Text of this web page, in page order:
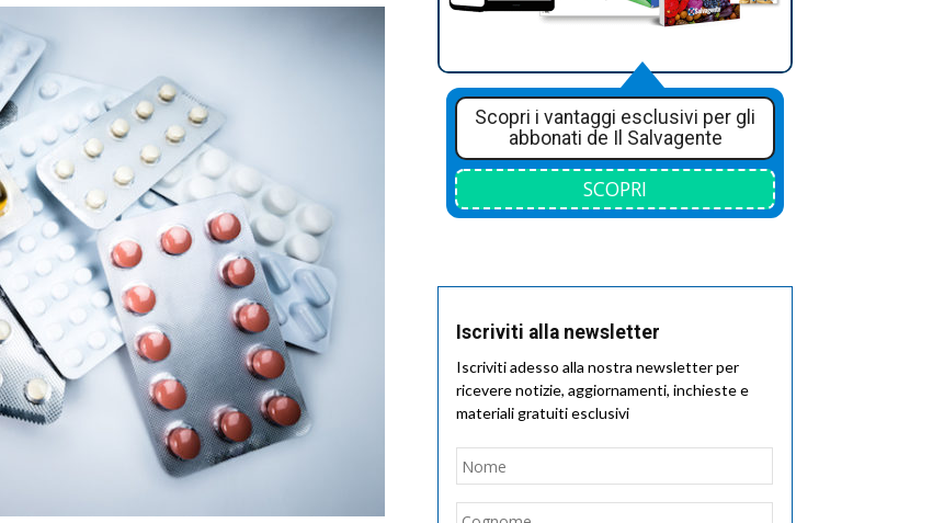
Scopri i vantaggi esclusivi per gli
abbonati de Il Salvagente
SCOPRI
Iscriviti alla newsletter
Iscriviti adesso alla nostra newsletter per
ricevere notizie, aggiornamenti, inchieste e
materiali gratuiti esclusivi
Nome